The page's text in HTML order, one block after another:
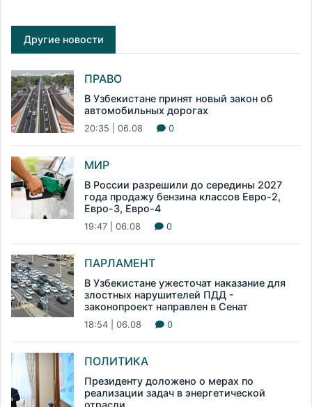
Другие новости
ПРАВО
В Узбекистане принят новый закон об
автомобильных дорогах
20:35 | 06.08 0
МИР
В России разрешили до середины 2027
года продажу бензина классов Евро-2,
Евро-3, Евро-4
19:47 | 06.08 0
ПАРЛАМЕНТ
В Узбекистане ужесточат наказание для
злостных нарушителей ПДД -
законопроект направлен в Сенат
18:54 | 06.08 0
ПОЛИТИКА
Президенту доложено о мерах по
реализации задач в энергетической
отрасли